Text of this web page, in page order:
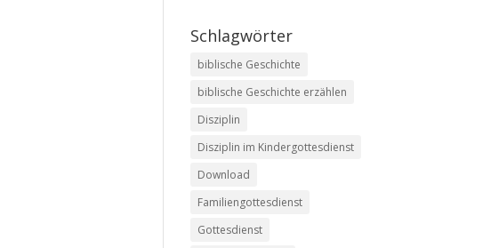
Schlagwörter
biblische Geschichte
biblische Geschichte erzählen
Disziplin
Disziplin im Kindergottesdienst
Download
Familiengottesdienst
Gottesdienst